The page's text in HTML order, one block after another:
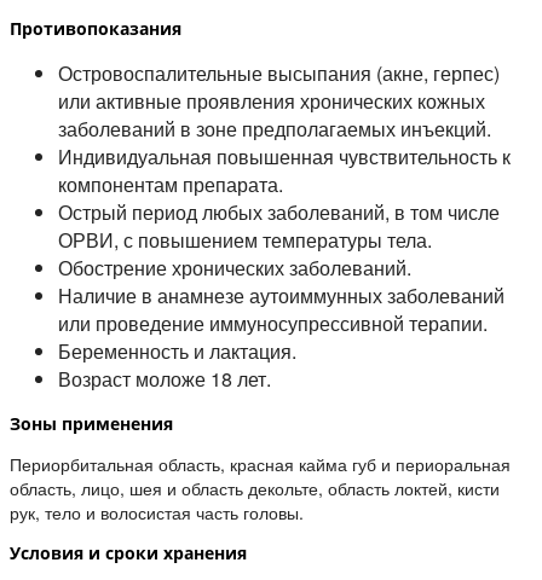
Противопоказания
Островоспалительные высыпания (акне, герпес)
или активные проявления хронических кожных
заболеваний в зоне предполагаемых инъекций.
Индивидуальная повышенная чувствительность к
компонентам препарата.
Острый период любых заболеваний, в том числе
ОРВИ, с повышением температуры тела.
Обострение хронических заболеваний.
Наличие в анамнезе аутоиммунных заболеваний
или проведение иммуносупрессивной терапии.
Беременность и лактация.
Возраст моложе 18 лет.
Зоны применения
Периорбитальная область, красная кайма губ и периоральная
область, лицо, шея и область декольте, область локтей, кисти
рук, тело и волосистая часть головы.
Условия и сроки хранения